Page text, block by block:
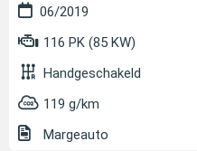
06/2019
116 PK (85 KW)
Handgeschakeld
119 g/km
Margeauto